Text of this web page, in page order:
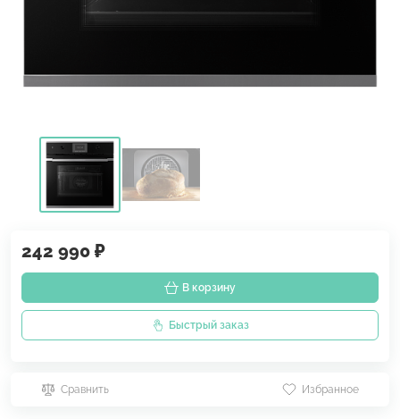
242 990 ₽
В корзину
Быстрый заказ
Сравнить Избранное